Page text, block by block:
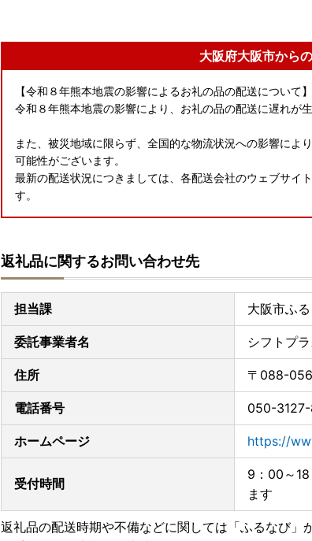
大阪府大阪市から
【令和８年熊本地震の影響によるお礼の品の配送について】
令和８年熊本地震の影響により、お礼の品の配送に遅れが
また、被災地域に限らず、全国的な物流状況への影響によ
可能性がございます。
最新の配送状況につきましては、各配送会社のウェブサイ
す。
返礼品に関するお問い合わせ先
担当課 大阪市ふ
委託事業者名 シフトプ
住所 〒088-
電話番号 050-
ホームページ https://
受付時間
9：00～
ます
返礼品の配送時期や不備などに関しては「ふるなび」